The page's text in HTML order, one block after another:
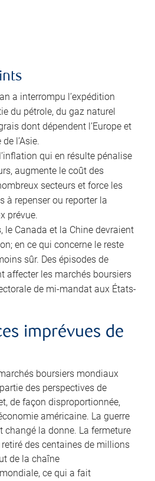
a interrompu l’expédition
du pétrole, du gaz naturel
dont dépendent l’Europe et
l’Asie.
qui en résulte pénalise
augmente le coût des
secteurs et force les
à repenser ou reporter la
prévue.
le Canada et la Chine devraient
en ce qui concerne le reste
sûr. Des épisodes de
affecter les marchés boursiers
de mi-mandat aux États-
imprévues de
boursiers mondiaux
des perspectives de
de façon disproportionnée,
américaine. La guerre
changé la donne. La fermeture
des centaines de millions
de la chaîne
ce qui a fait